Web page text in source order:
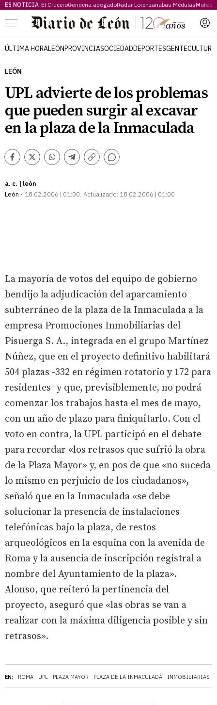
ES NOTICIA El CruceroCondena abogadoRadar LorenzanaLas MédulasMotos
Menú
ÚLTIMA HORALEÓNPROVINCIASOCIEDADDEPORTESGENTECULTURA
LEÓN
UPL advierte de los problemas
que pueden surgir al excavar
en la plaza de la Inmaculada
Facebook
TwitterWhatsappTelegram
Copiar
Comentarios
a. c. | león
León
18.02.2006 | 01:00 Actualizado: 18.02.2006 | 01:00
EN: ROMA UPL PLAZA MAYOR PLAZA DE LA INMACULADA INMOBILIARIAS
La mayoría de votos del equipo de gobierno
bendijo la adjudicación del aparcamiento
subterráneo de la plaza de la Inmaculada a la
empresa Promociones Inmobiliarias del
Pisuerga S. A., integrada en el grupo Martínez
Núñez, que en el proyecto definitivo habilitará
504 plazas -332 en régimen rotatorio y 172 para
residentes- y que, previsiblemente, no podrá
comenzar los trabajos hasta el mes de mayo,
con un año de plazo para finiquitarlo. Con el
voto en contra, la UPL participó en el debate
para recordar «los retrasos que sufrió la obra
de la Plaza Mayor» y, en pos de que «no suceda
lo mismo en perjuicio de los ciudadanos»,
señaló que en la Inmaculada «se debe
solucionar la presencia de instalaciones
telefónicas bajo la plaza, de restos
arqueológicos en la esquina con la avenida de
Roma y la ausencia de inscripción registral a
nombre del Ayuntamiento de la plaza».
Alonso, que reiteró la pertinencia del
proyecto, aseguró que «las obras se van a
realizar con la máxima diligencia posible y sin
retrasos».